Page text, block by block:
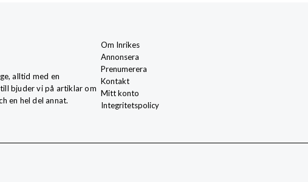
alltid med en
bjuder vi på artiklar om
en hel del annat.
Om Inrikes
Annonsera
Prenumerera
Kontakt
Mitt konto
Integritetspolicy